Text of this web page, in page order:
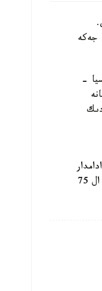
جەكە
-
ءۇشىن 20 مىڭ ا ق ش دوللارىنا دەيىنگى كەپىلدىك دەپوزيتىن تالاپ ەتەتىن ەرەجەلەر شىعارعان بولاتىن، ال 75